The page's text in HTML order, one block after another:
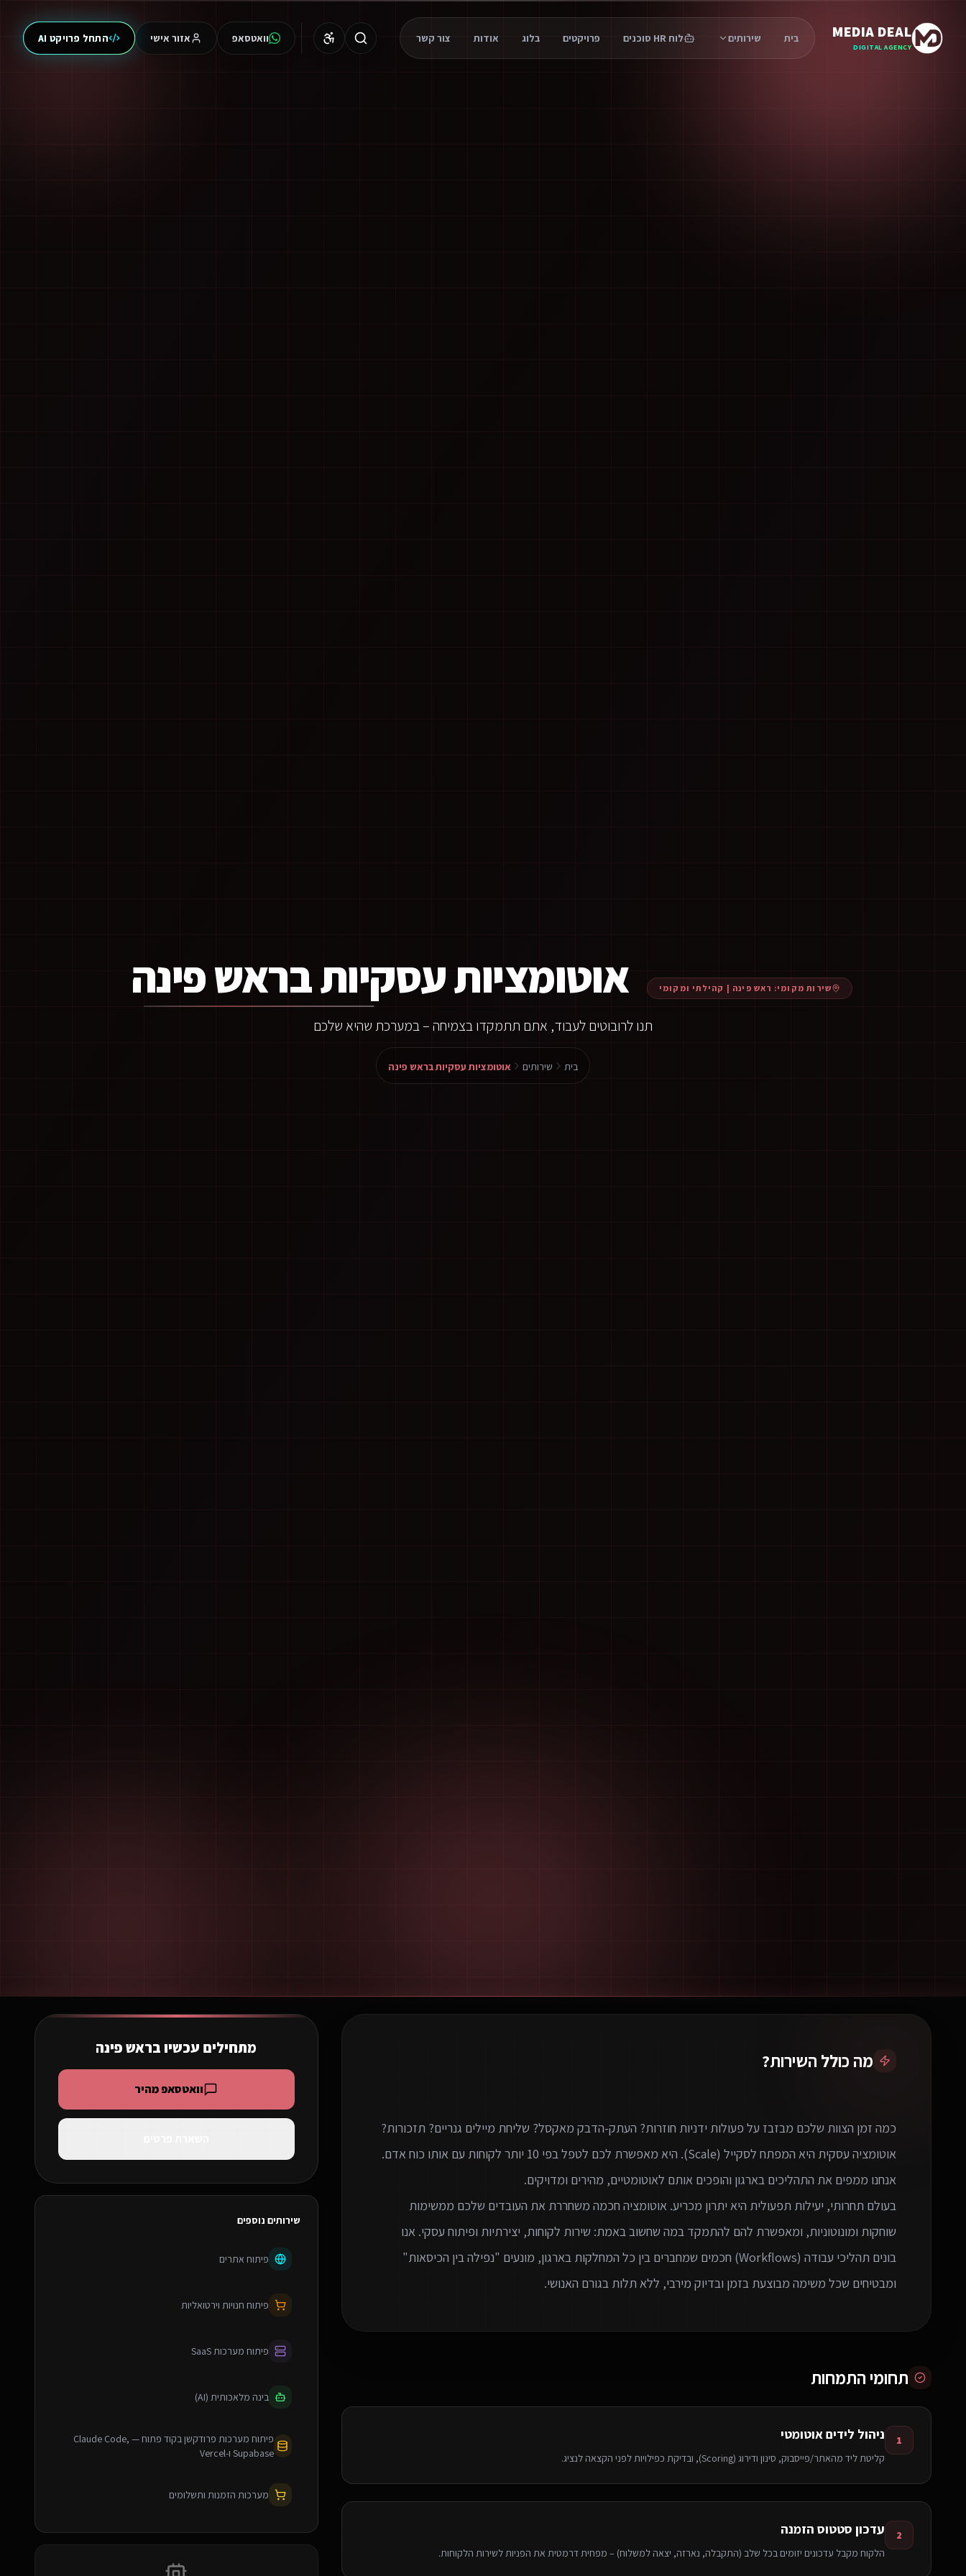
MEDIA DEAL
DIGITAL AGENCY
בית שירותים לוח HR סוכנים פרויקטים בלוג אודות צור קשר וואטסאפ אזור אישי התחל פרויקט AI
שירות מקומי: ראש פינה | קהילתי ומקומי אוטומציות עסקיות בראש פינה
תנו לרובוטים לעבוד, אתם תתמקדו בצמיחה – במערכת שהיא שלכם
בית שירותים אוטומציות עסקיות בראש פינה
מה כולל השירות?
בעולם תחרותי, יעילות תפעולית היא יתרון מכריע. אוטומציה חכמה משחררת את העובדים שלכם ממשימות
שוחקות ומונוטוניות, ומאפשרת להם להתמקד במה שחשוב באמת: שירות לקוחות, יצירתיות ופיתוח עסקי. אנו
בונים תהליכי עבודה (Workflows) חכמים שמחברים בין כל המחלקות בארגון, מונעים "נפילה בין הכיסאות"
ומבטיחים שכל משימה מבוצעת בזמן ובדיוק מירבי, ללא תלות בגורם האנושי.
תחומי התמחות
1 ניהול לידים אוטומטי
קליטת ליד מהאתר/פייסבוק, סינון ודירוג (Scoring), ובדיקת כפילויות לפני הקצאה לנציג.
2 עדכון סטטוס הזמנה
הלקוח מקבל עדכונים יזומים בכל שלב (התקבלה, נארזה, יצאה למשלוח) – מפחית דרמטית את הפניות לשירות הלקוחות.
מתחילים עכשיו בראש פינה
וואטסאפ מהיר
שירותים נוספים
פיתוח אתרים
פיתוח חנויות וירטואליות
פיתוח מערכות SaaS
בינה מלאכותית (AI)
פיתוח מערכות פרודקשן בקוד פתוח — Claude Code,
Supabase ו-Vercel
מערכות הזמנות ותשלומים